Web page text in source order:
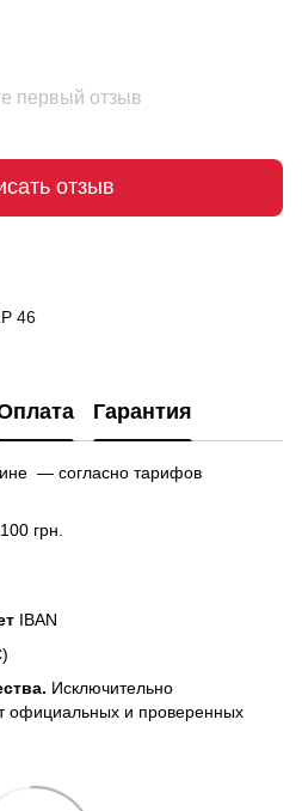
первый отзыв
отзыв
46
Гарантия
— согласно тарифов
грн.
IBAN
Исключительно
официальных и проверенных